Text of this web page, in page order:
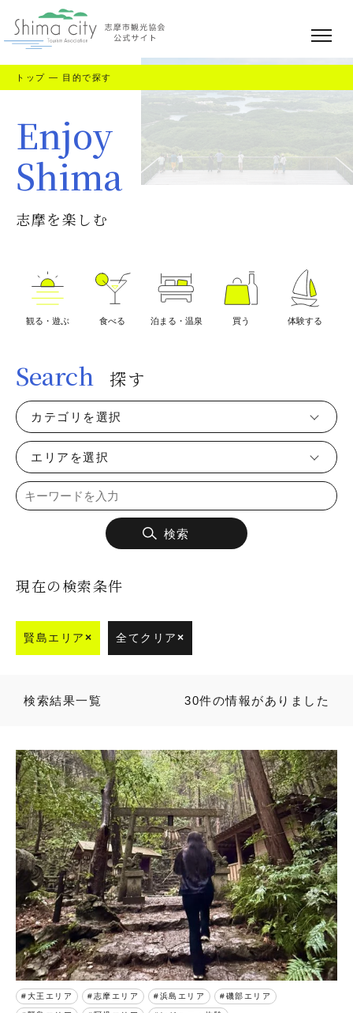
トップ — 目的で探す
Enjoy
Shima
志摩を楽しむ
観る・遊ぶ 食べる 泊まる・温泉 買う 体験する
Search 探す
カテゴリを選択
エリアを選択
検索
現在の検索条件
賢島エリア× 全てクリア×
検索結果一覧 30件の情報がありました
大王エリア 志摩エリア 浜島エリア 磯部エリア